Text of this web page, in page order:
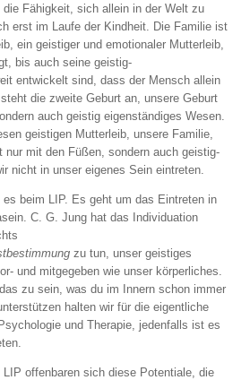
die Fähigkeit, sich allein in der Welt zu
erst im Laufe der Kindheit. Die Familie ist
ein geistiger und emotionaler Mutterleib,
bis auch seine geistig-
entwickelt sind, dass der Mensch allein
die zweite Geburt an, unsere Geburt
auch geistig eigenständiges Wesen.
geistigen Mutterleib, unsere Familie,
nur mit den Füßen, sondern auch geistig-
nicht in unser eigenes Sein eintreten.
es beim LIP. Es geht um das Eintreten in
C. G. Jung hat das Individuation
zu tun, unser geistiges
und mitgegeben wie unser körperliches.
zu sein, was du im Innern schon immer
halten wir für die eigentliche
und Therapie, jedenfalls ist es
LIP offenbaren sich diese Potentiale, die